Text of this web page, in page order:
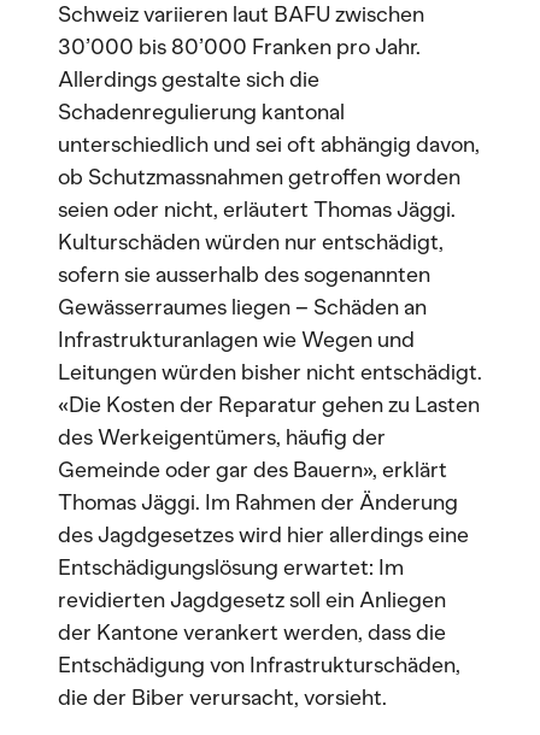
Schweiz variieren laut BAFU zwischen
30’000 bis 80’000 Franken pro Jahr.
Allerdings gestalte sich die
Schadenregulierung kantonal
unterschiedlich und sei oft abhängig davon,
ob Schutzmassnahmen getroffen worden
seien oder nicht, erläutert Thomas Jäggi.
Kulturschäden würden nur entschädigt,
sofern sie ausserhalb des sogenannten
Gewässerraumes liegen – Schäden an
Infrastrukturanlagen wie Wegen und
Leitungen würden bisher nicht entschädigt.
«Die Kosten der Reparatur gehen zu Lasten
des Werkeigentümers, häufig der
Gemeinde oder gar des Bauern», erklärt
Thomas Jäggi. Im Rahmen der Änderung
des Jagdgesetzes wird hier allerdings eine
Entschädigungslösung erwartet: Im
revidierten Jagdgesetz soll ein Anliegen
der Kantone verankert werden, dass die
Entschädigung von Infrastrukturschäden,
die der Biber verursacht, vorsieht.